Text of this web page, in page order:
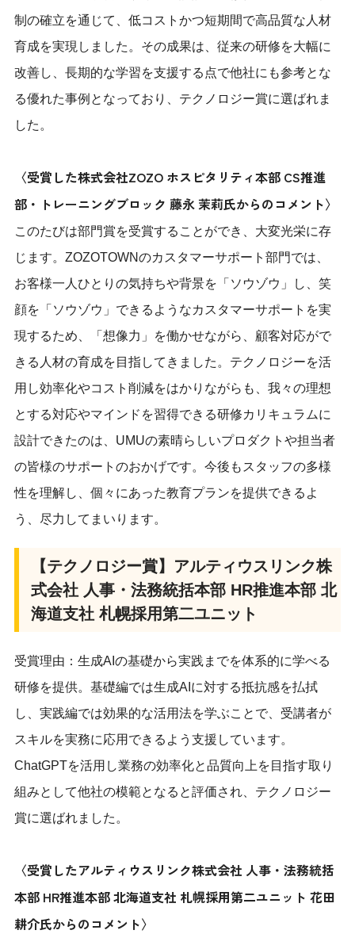
制の確立を通じて、低コストかつ短期間で高品質な人材
育成を実現しました。その成果は、従来の研修を大幅に
改善し、長期的な学習を支援する点で他社にも参考とな
る優れた事例となっており、テクノロジー賞に選ばれま
した。
〈受賞した株式会社ZOZO ホスピタリティ本部 CS推進
部・トレーニングブロック 藤永 茉莉氏からのコメント〉
このたびは部門賞を受賞することができ、大変光栄に存
じます。ZOZOTOWNのカスタマーサポート部門では、
お客様一人ひとりの気持ちや背景を「ソウゾウ」し、笑
顔を「ソウゾウ」できるようなカスタマーサポートを実
現するため、「想像力」を働かせながら、顧客対応がで
きる人材の育成を目指してきました。テクノロジーを活
用し効率化やコスト削減をはかりながらも、我々の理想
とする対応やマインドを習得できる研修カリキュラムに
設計できたのは、UMUの素晴らしいプロダクトや担当者
の皆様のサポートのおかげです。今後もスタッフの多様
性を理解し、個々にあった教育プランを提供できるよ
う、尽力してまいります。
【テクノロジー賞】アルティウスリンク株
式会社 人事・法務統括本部 HR推進本部 北
海道支社 札幌採用第二ユニット
受賞理由：生成AIの基礎から実践までを体系的に学べる
研修を提供。基礎編では生成AIに対する抵抗感を払拭
し、実践編では効果的な活用法を学ぶことで、受講者が
スキルを実務に応用できるよう支援しています。
ChatGPTを活用し業務の効率化と品質向上を目指す取り
組みとして他社の模範となると評価され、テクノロジー
賞に選ばれました。
〈受賞したアルティウスリンク株式会社 人事・法務統括
本部 HR推進本部 北海道支社 札幌採用第二ユニット 花田
耕介氏からのコメント〉